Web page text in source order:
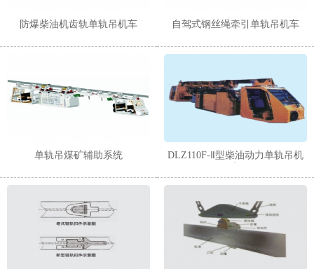
2
防爆柴油机齿轨单轨吊机车 自驾式钢丝绳牵引单轨吊机车
单轨吊煤矿辅助系统
DLZ110F-Ⅱ型柴油动力单轨吊机